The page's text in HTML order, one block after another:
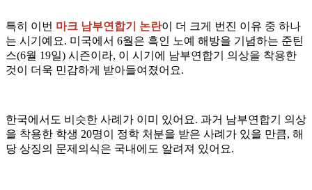
특히 이번 마크 남부연합기 논란이 더 크게 번진 이유 중 하나
는 시기예요. 미국에서 6월은 흑인 노예 해방을 기념하는 준틴
스(6월 19일) 시즌이라, 이 시기에 남부연합기 의상을 착용한
것이 더욱 민감하게 받아들여졌어요.
한국에서도 비슷한 사례가 이미 있어요. 과거 남부연합기 의상
을 착용한 학생 20명이 정학 처분을 받은 사례가 있을 만큼, 해
당 상징의 문제의식은 국내에도 알려져 있어요.